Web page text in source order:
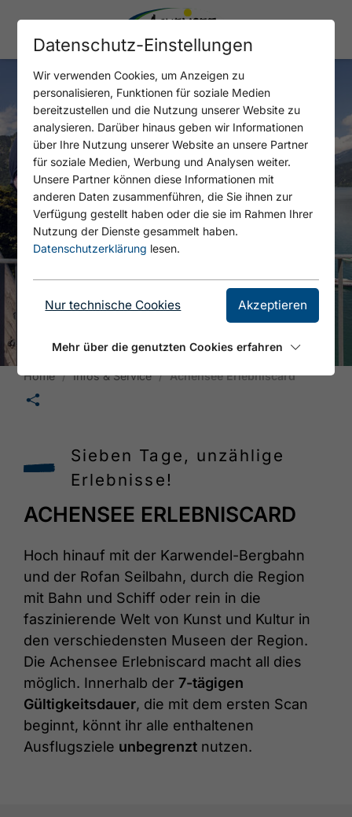
Home Infos & Service Achensee Erlebniscard
🛄
Sieben Tage, unzählige
Erlebnisse!
ACHENSEE ERLEBNISCARD
Hoch hinauf mit der Karwendel-Bergbahn
und der Rofan Seilbahn, durch die Region
mit Bahn und Schiff oder rein in die
faszinierende Welt von Kunst und Kultur in
den verschiedensten Museen der Region.
Die Achensee Erlebniscard macht all dies
möglich. Innerhalb der 7-tägigen
Gültigkeitsdauer, die mit dem ersten Scan
beginnt, könnt ihr alle enthaltenen
Ausflugsziele unbegrenzt nutzen.
Datenschutz-Einstellungen
Wir verwenden Cookies, um Anzeigen zu
personalisieren, Funktionen für soziale Medien
bereitzustellen und die Nutzung unserer Website zu
analysieren. Darüber hinaus geben wir Informationen
über Ihre Nutzung unserer Website an unsere Partner
für soziale Medien, Werbung und Analysen weiter.
Unsere Partner können diese Informationen mit
anderen Daten zusammenführen, die Sie ihnen zur
Verfügung gestellt haben oder die sie im Rahmen Ihrer
Nutzung der Dienste gesammelt haben.
Datenschutzerklärung lesen.
Nur technische Cookies Akzeptieren
Mehr über die genutzten Cookies erfahren